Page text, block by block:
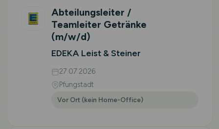
Abteilungsleiter /
Teamleiter Getränke
(m/w/d)
EDEKA Leist & Steiner
27.07.2026
Pfungstadt
Vor Ort (kein Home-Office)